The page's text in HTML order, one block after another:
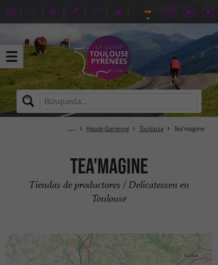
Haute-Garonne Toulouse Tea'magine
Tea'magine
Tiendas de productores / Delicatessen en
Toulouse